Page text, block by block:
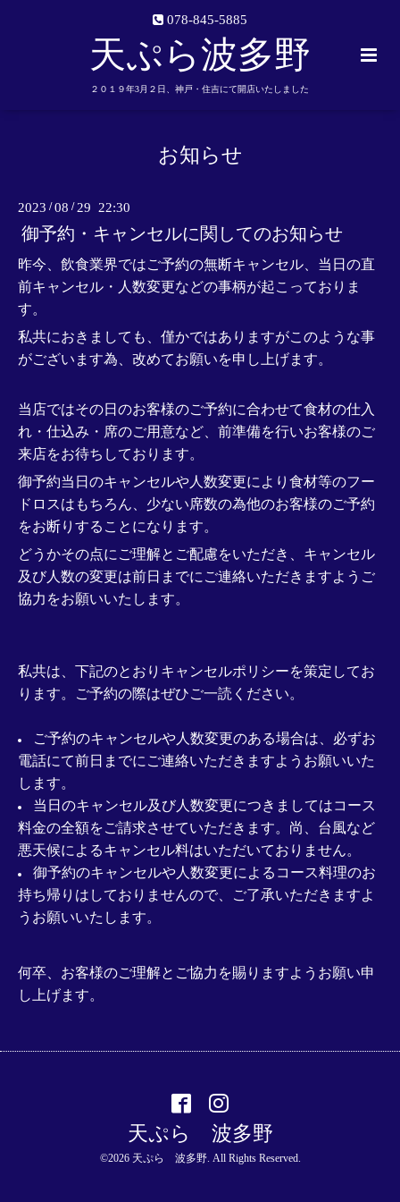
078-845-5885
天ぷら波多野
２０１９年3月２日、神戸・住吉にて開店いたしました
お知らせ
2023 /08 / 29 22:30
御予約・キャンセルに関してのお知らせ
昨今、飲食業界ではご予約の無断キャンセル、当日の直
前キャンセル・人数変更などの事柄が起こっておりま
す。
私共におきましても、僅かではありますがこのような事
がございます為、改めてお願いを申し上げます。
当店ではその日のお客様のご予約に合わせて食材の仕入
れ・仕込み・席のご用意など、前準備を行いお客様のご
来店をお待ちしております。
御予約当日のキャンセルや人数変更により食材等のフー
ドロスはもちろん、少ない席数の為他のお客様のご予約
をお断りすることになります。
どうかその点にご理解とご配慮をいただき、キャンセル
及び人数の変更は前日までにご連絡いただきますようご
協力をお願いいたします。
私共は、下記のとおりキャンセルポリシーを策定してお
ります。ご予約の際はぜひご一読ください。
ご予約のキャンセルや人数変更のある場合は、必ずお
電話にて前日までにご連絡いただきますようお願いいた
します。
当日のキャンセル及び人数変更につきましてはコース
料金の全額をご請求させていただきます。尚、台風など
悪天候によるキャンセル料はいただいておりません。
御予約のキャンセルや人数変更によるコース料理のお
持ち帰りはしておりませんので、ご了承いただきますよ
うお願いいたします。
何卒、お客様のご理解とご協力を賜りますようお願い申
し上げます。
天ぷら 波多野
©2026 天ぷら 波多野. All Rights Reserved.